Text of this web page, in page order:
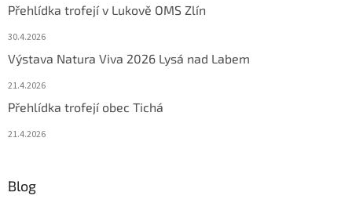
Přehlídka trofejí v Lukově OMS Zlín
30.4.2026
Výstava Natura Viva 2026 Lysá nad Labem
21.4.2026
Přehlídka trofejí obec Tichá
21.4.2026
Blog